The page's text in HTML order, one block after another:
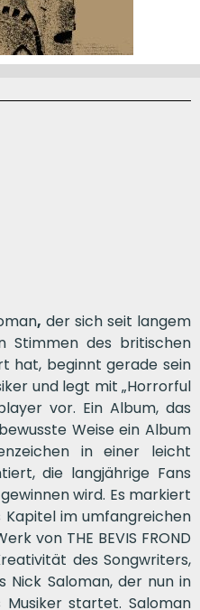
, der sich seit langem
Stimmen des britischen
hat, beginnt gerade sein
und legt mit „Horrorful
vor. Ein Album, das
Weise ein Album
in einer leicht
die langjährige Fans
wird. Es markiert
Kapitel im umfangreichen
von THE BEVIS FROND
des Songwriters,
Nick Saloman, der nun in
startet. Saloman